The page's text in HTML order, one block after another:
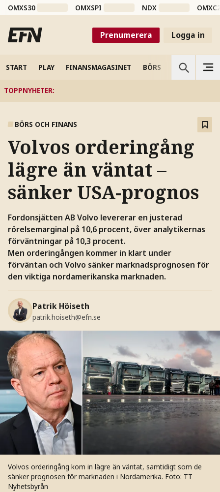
OMXS30 OMXSPI NDX
Prenumerera Logga in
START PLAY FINANSMAGASINET BÖRS VETENSKAP
TOPPNYHETER:
BÖRS OCH FINANS
Volvos orderingång
lägre än väntat –
sänker USA-prognos
Fordonsjätten AB Volvo levererar en justerad
rörelsemarginal på 10,6 procent, över analytikernas
förväntningar på 10,3 procent.
Men orderingången kommer in klart under
förväntan och Volvo sänker marknadsprognosen för
den viktiga nordamerikanska marknaden.
Patrik Höiseth
patrik.hoiseth@efn.se
Volvos orderingång kom in lägre än väntat, samtidigt som de
sänker prognosen för marknaden i Nordamerika. Foto: TT
Nyhetsbyrån